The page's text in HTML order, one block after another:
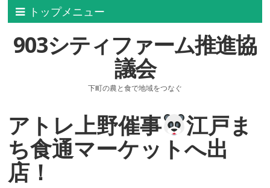
トップメニュー
903シティファーム推進協
議会
下町の農と食で地域をつなぐ
アトレ上野催事 江戸ま
ち食通マーケットへ出
店！